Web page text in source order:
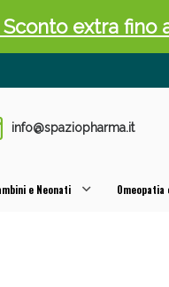
info@spaziopharma.it
e Neonati
extra fino